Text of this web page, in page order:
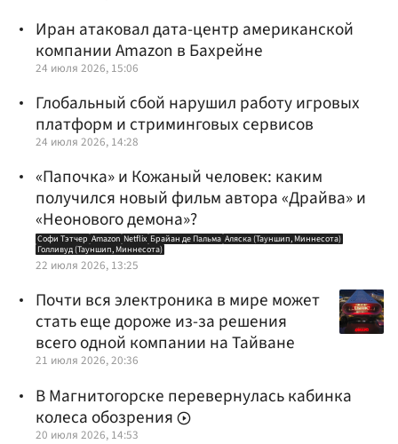
Иран атаковал дата-центр американской
компании Amazon в Бахрейне
24 июля 2026, 15:06
Глобальный сбой нарушил работу игровых
платформ и стриминговых сервисов
24 июля 2026, 14:28
«Папочка» и Кожаный человек: каким
получился новый фильм автора «Драйва» и
«Неонового демона»?
Софи Тэтчер Amazon Netflix Брайан де Пальма Аляска (Тауншип, Миннесота)
Голливуд (Тауншип, Миннесота)
22 июля 2026, 13:25
Почти вся электроника в мире может
стать еще дороже из-за решения
всего одной компании на Тайване
21 июля 2026, 20:36
В Магнитогорске перевернулась кабинка
колеса обозрения
20 июля 2026, 14:53